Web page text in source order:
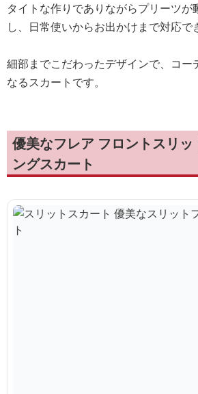
タイトな作りでありながらプリーツが
し、日常使いからお出かけまで対応で
細部までこだわったデザインで、コー
なるスカートです。
優美なフレア フロントスリッ
ングスカート